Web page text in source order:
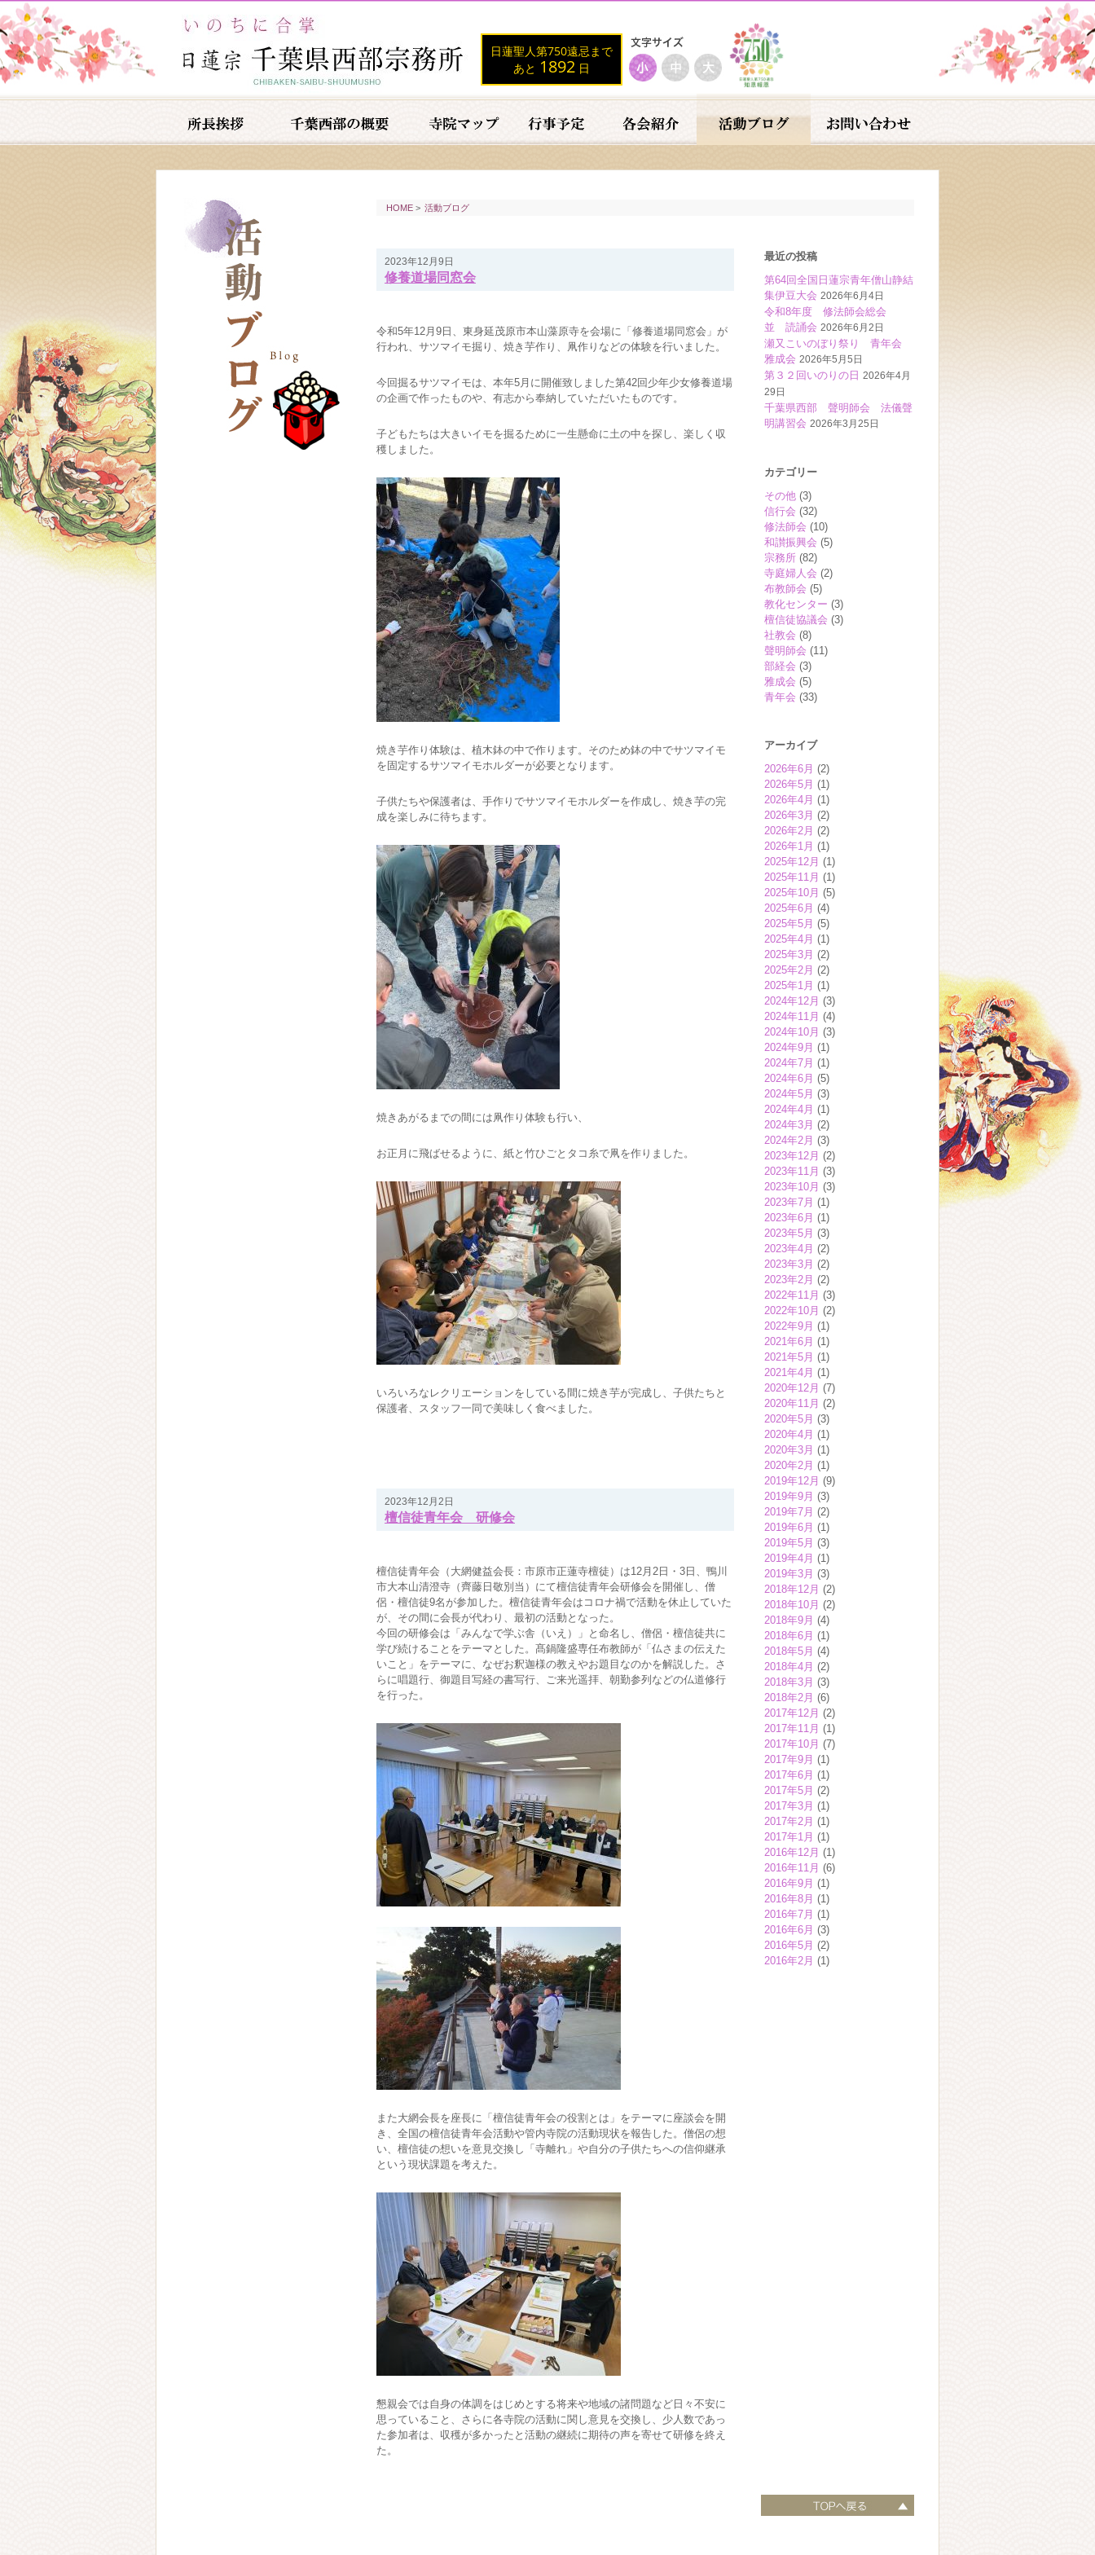
日蓮聖人第750遠忌まで
あと 1892 日
HOME > 活動ブログ
最近の投稿
第64回全国日蓮宗青年僧山静結
集伊豆大会 2026年6月4日
令和8年度 修法師会総会
並 読誦会 2026年6月2日
瀬又こいのぼり祭り 青年会
雅成会 2026年5月5日
第３２回いのりの日 2026年4月
29日
千葉県西部 聲明師会 法儀聲
明講習会 2026年3月25日
カテゴリー
その他 (3)
信行会 (32)
修法師会 (10)
和讃振興会 (5)
宗務所 (82)
寺庭婦人会 (2)
布教師会 (5)
教化センター (3)
檀信徒協議会 (3)
社教会 (8)
聲明師会 (11)
部経会 (3)
雅成会 (5)
青年会 (33)
アーカイブ
2026年6月 (2)
2026年5月 (1)
2026年4月 (1)
2026年3月 (2)
2026年2月 (2)
2026年1月 (1)
2025年12月 (1)
2025年11月 (1)
2025年10月 (5)
2025年6月 (4)
2025年5月 (5)
2025年4月 (1)
2025年3月 (2)
2025年2月 (2)
2025年1月 (1)
2024年12月 (3)
2024年11月 (4)
2024年10月 (3)
2024年9月 (1)
2024年7月 (1)
2024年6月 (5)
2024年5月 (3)
2024年4月 (1)
2024年3月 (2)
2024年2月 (3)
2023年12月 (2)
2023年11月 (3)
2023年10月 (3)
2023年7月 (1)
2023年6月 (1)
2023年5月 (3)
2023年4月 (2)
2023年3月 (2)
2023年2月 (2)
2022年11月 (3)
2022年10月 (2)
2022年9月 (1)
2021年6月 (1)
2021年5月 (1)
2021年4月 (1)
2020年12月 (7)
2020年11月 (2)
2020年5月 (3)
2020年4月 (1)
2020年3月 (1)
2020年2月 (1)
2019年12月 (9)
2019年9月 (3)
2019年7月 (2)
2019年6月 (1)
2019年5月 (3)
2019年4月 (1)
2019年3月 (3)
2018年12月 (2)
2018年10月 (2)
2018年9月 (4)
2018年6月 (1)
2018年5月 (4)
2018年4月 (2)
2018年3月 (3)
2018年2月 (6)
2017年12月 (2)
2017年11月 (1)
2017年10月 (7)
2017年9月 (1)
2017年6月 (1)
2017年5月 (2)
2017年3月 (1)
2017年2月 (1)
2017年1月 (1)
2016年12月 (1)
2016年11月 (6)
2016年9月 (1)
2016年8月 (1)
2016年7月 (1)
2016年6月 (3)
2016年5月 (2)
2016年2月 (1)
2023年12月9日
修養道場同窓会
令和5年12月9日、東身延茂原市本山藻原寺を会場に「修養道場同窓会」が
行われ、サツマイモ掘り、焼き芋作り、凧作りなどの体験を行いました。
今回掘るサツマイモは、本年5月に開催致しました第42回少年少女修養道場
の企画で作ったものや、有志から奉納していただいたものです。
子どもたちは大きいイモを掘るために一生懸命に土の中を探し、楽しく収
穫しました。
焼き芋作り体験は、植木鉢の中で作ります。そのため鉢の中でサツマイモ
を固定するサツマイモホルダーが必要となります。
子供たちや保護者は、手作りでサツマイモホルダーを作成し、焼き芋の完
成を楽しみに待ちます。
焼きあがるまでの間には凧作り体験も行い、
お正月に飛ばせるように、紙と竹ひごとタコ糸で凧を作りました。
いろいろなレクリエーションをしている間に焼き芋が完成し、子供たちと
保護者、スタッフ一同で美味しく食べました。
2023年12月2日
檀信徒青年会 研修会
檀信徒青年会（大網健益会長：市原市正蓮寺檀徒）は12月2日・3日、鴨川
市大本山清澄寺（齊藤日敬別当）にて檀信徒青年会研修会を開催し、僧
侶・檀信徒9名が参加した。檀信徒青年会はコロナ禍で活動を休止していた
が、その間に会長が代わり、最初の活動となった。
今回の研修会は「みんなで学ぶ舎（いえ）」と命名し、僧侶・檀信徒共に
学び続けることをテーマとした。髙鍋隆盛専任布教師が「仏さまの伝えた
いこと」をテーマに、なぜお釈迦様の教えやお題目なのかを解説した。さ
らに唱題行、御題目写経の書写行、ご来光遥拝、朝勤参列などの仏道修行
を行った。
また大網会長を座長に「檀信徒青年会の役割とは」をテーマに座談会を開
き、全国の檀信徒青年会活動や管内寺院の活動現状を報告した。僧侶の想
い、檀信徒の想いを意見交換し「寺離れ」や自分の子供たちへの信仰継承
という現状課題を考えた。
懇親会では自身の体調をはじめとする将来や地域の諸問題など日々不安に
思っていること、さらに各寺院の活動に関し意見を交換し、少人数であっ
た参加者は、収穫が多かったと活動の継続に期待の声を寄せて研修を終え
た。